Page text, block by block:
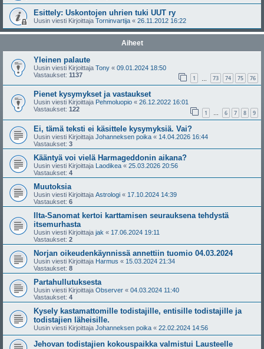
Esittely: Uskontojen uhrien tuki UUT ry
Uusin viesti Kirjoittaja Torninvartija « 26.11.2012 16:22
Aiheet
Yleinen palaute
Uusin viesti Kirjoittaja Tony « 09.01.2024 18:50
Vastaukset: 1137 1 73 74 75 76
Pienet kysymykset ja vastaukset
Uusin viesti Kirjoittaja Pehmoluopio « 26.12.2022 16:01
Vastaukset: 122 1 … 6 7 8 9
Ei, tämä teksti ei käsittele kysymyksiä. Vai?
Uusin viesti Kirjoittaja Johanneksen poika « 14.04.2026 16:44
Vastaukset: 3
Kääntyä voi vielä Harmageddonin aikana?
Uusin viesti Kirjoittaja Laodikea « 25.03.2026 20:56
Vastaukset: 4
Muutoksia
Uusin viesti Kirjoittaja Astrologi « 17.10.2024 14:39
Vastaukset: 6
Ilta-Sanomat kertoi karttamisen seurauksena tehdystä
itsemurhasta
Uusin viesti Kirjoittaja jak « 17.06.2024 19:11
Vastaukset: 2
Norjan oikeudenkäynnissä annettiin tuomio 04.03.2024
Uusin viesti Kirjoittaja Harmus « 15.03.2024 21:34
Vastaukset: 8
Partahullutuksesta
Uusin viesti Kirjoittaja Observer « 04.03.2024 11:40
Vastaukset: 4
Kysely kastamattomille todistajille, entisille todistajille ja
todistajien läheisille.
Uusin viesti Kirjoittaja Johanneksen poika « 22.02.2024 14:56
Jehovan todistajien kokouspaikka valmistui Lausteelle